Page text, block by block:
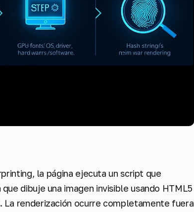
la página ejecuta un script que
dibuje una imagen invisible usando HTML5
La renderización ocurre completamente fuera